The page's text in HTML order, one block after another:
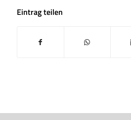
Eintrag teilen